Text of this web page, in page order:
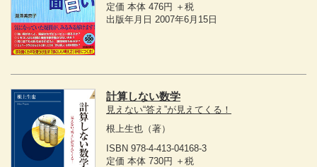
定価 本体 476円 ＋税
出版年月日 2007年6月15日
計算しない数学
見えない“答え”が見えてくる！
根上生也 （著）
ISBN 978-4-413-04168-3
定価 本体 730円 ＋税